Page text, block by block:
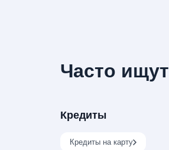
Часто ищут
Кредиты
Кредиты на карту